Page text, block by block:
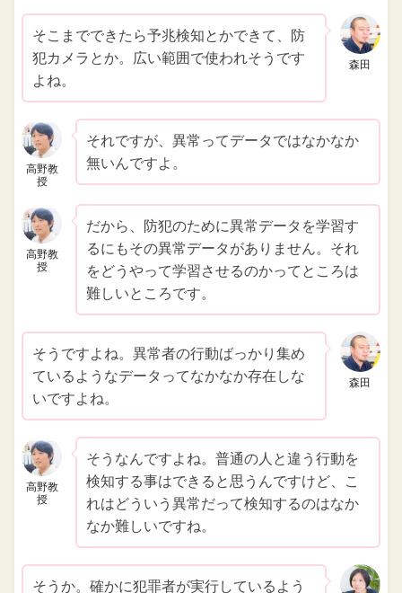
森田
そこまでできたら予兆検知とかできて、防
犯カメラとか。広い範囲で使われそうです
よね。
高野教
授
それですが、異常ってデータではなかなか
無いんですよ。
高野教
授
だから、防犯のために異常データを学習す
るにもその異常データがありません。それ
をどうやって学習させるのかってところは
難しいところです。
森田
そうですよね。異常者の行動ばっかり集め
ているようなデータってなかなか存在しな
いですよね。
高野教
授
そうなんですよね。普通の人と違う行動を
検知する事はできると思うんですけど、こ
れはどういう異常だって検知するのはなか
なか難しいですね。
そうか。確かに犯罪者が実行しているよう